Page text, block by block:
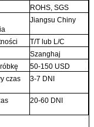
ROHS, SGS
Jiangsu Chiny
T/T lub L/C
Szanghaj
50-150 USD
czas
3-7 DNI
20-60 DNI